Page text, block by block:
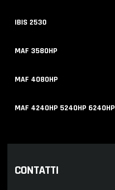
IBIS 2530
MAF 3580HP
MAF 4080HP
MAF 4240HP 5240HP 6240HP
CONTATTI